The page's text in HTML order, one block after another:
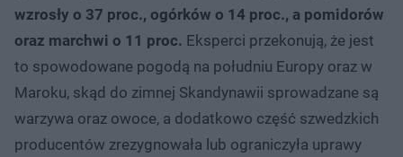
wzrosły o 37 proc., ogórków o 14 proc., a pomidorów
oraz marchwi o 11 proc. Eksperci przekonują, że jest
to spowodowane pogodą na południu Europy oraz w
Maroku, skąd do zimnej Skandynawii sprowadzane są
warzywa oraz owoce, a dodatkowo część szwedzkich
producentów zrezygnowała lub ograniczyła uprawy